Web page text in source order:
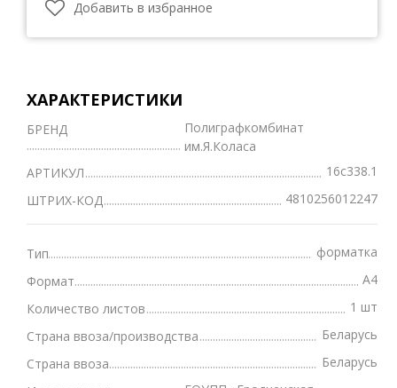
Добавить в избранное
ХАРАКТЕРИСТИКИ
БРЕНД
Полиграфкомбинат
им.Я.Коласа
АРТИКУЛ
16с338.1
ШТРИХ-КОД
4810256012247
Тип
форматка
Формат
А4
Количество листов
1 шт
Страна ввоза/производства
Беларусь
Страна ввоза
Беларусь